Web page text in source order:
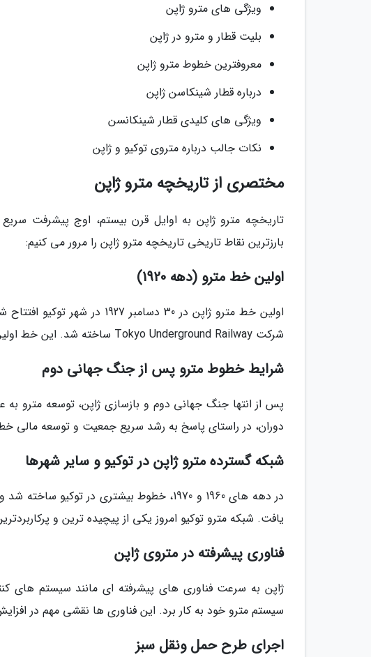
ویژگی های مترو ژاپن
بلیت قطار و مترو در ژاپن
معروفترین خطوط مترو ژاپن
درباره قطار شینکاسن ژاپن
ویژگی های کلیدی قطار شینکانسن
نکات جالب درباره متروی توکیو و ژاپن
مختصری از تاریخچه مترو ژاپن
تاریخچه مترو ژاپن به اوایل قرن بیستم، اوج پیشرفت
بارزترین نقاط تاریخی تاریخچه مترو ژاپن را مرور می کنیم:
اولین خط مترو (دهه 1920)
اولین خط مترو ژاپن در 30
شرکت Tokyo Underground Railway ساخته شد. این خط اولین خط مترو در آسیا بود.
شرایط خطوط مترو پس از جنگ جهانی دوم
پس از انتها جنگ جهانی دوم و بازسازی ژاپن، توسعه مترو
دوران، در راستای پاسخ به رشد سریع جمعیت و توسعه مالی
شبکه گسترده مترو ژاپن در توکیو و سایر شهرها
در دهه های 1960 و 1970، خطوط بیشتری در
یافت. شبکه مترو توکیو امروز یکی از پیچیده ترین و
فناوری پیشرفته در متروی ژاپن
سیستم مترو خود به کار برد. این فناوری ها نقشی مهم در
اجرای طرح حمل ونقل سبز